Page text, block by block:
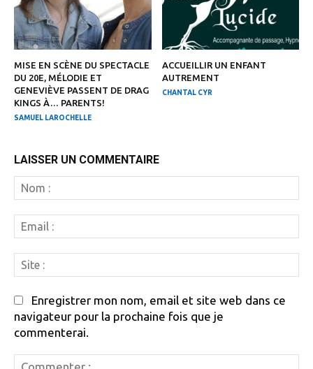
MISE EN SCÈNE DU SPECTACLE
DU 20E, MÉLODIE ET
GENEVIÈVE PASSENT DE DRAG
KINGS À… PARENTS!
SAMUEL LAROCHELLE
ACCUEILLIR UN ENFANT
AUTREMENT
CHANTAL CYR
LAISSER UN COMMENTAIRE
:
:
:
Enregistrer mon nom, email et site web dans ce
navigateur pour la prochaine fois que je
commenterai.